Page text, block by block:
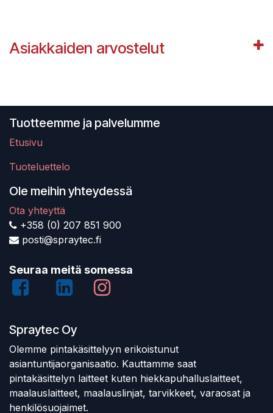
Asiakkaiden arvostelut
Tuotteemme ja palvelumme
Etusivu
Tuoteluettelo
Ole meihin yhteydessä
Ota yhteyttä
+358 (0) 207 851 900
posti@spraytec.fi
Seuraa meitä somessa
Spraytec Oy
Olemme pintakäsittelyyn erikoistunut
asiantuntijaorganisaatio. Kauttamme saat
pintakäsittelyn laitteet kuten hiekkapuhalluslaitteet,
maalauslaitteet, maalauslinjat, tarvikkeet, varaosat ja
henkilösuojaimet.